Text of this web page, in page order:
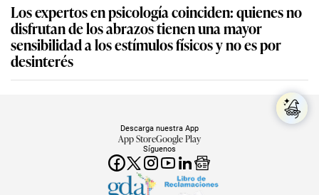
Los expertos en psicología coinciden: quienes no
disfrutan de los abrazos tienen una mayor
sensibilidad a los estímulos físicos y no es por
desinterés
Síguenos
Descarga nuestra App
App StoreGoogle Play